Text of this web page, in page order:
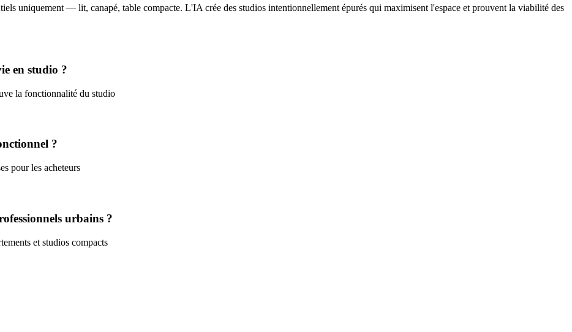
uniquement — lit, canapé, table compacte. L'IA crée des studios intentionnellement épurés qui maximisent l'espace et prouvent la viabilité des
en studio ?
la fonctionnalité du studio
?
pour les acheteurs
urbains ?
et studios compacts